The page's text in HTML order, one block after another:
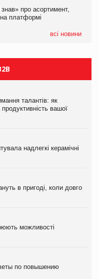
про асортимент,
платформі
всі новини
магазинів
талантів: як
вашої
надлегкі керамічні
в пригоді, коли довго
можливості
по повышению